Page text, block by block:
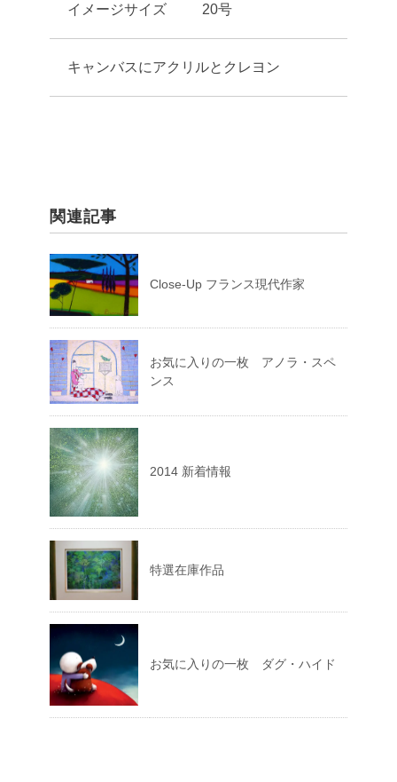
イメージサイズ 20号
キャンバスにアクリルとクレヨン
関連記事
Close-Up フランス現代作家
お気に入りの一枚 アノラ・スペ
ンス
2014 新着情報
特選在庫作品
お気に入りの一枚 ダグ・ハイド